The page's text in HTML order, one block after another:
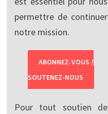
permettre de continuer
notre mission.
ABONNEZ-VOUS /
SOUTENEZ-NOUS
Pour tout soutien de